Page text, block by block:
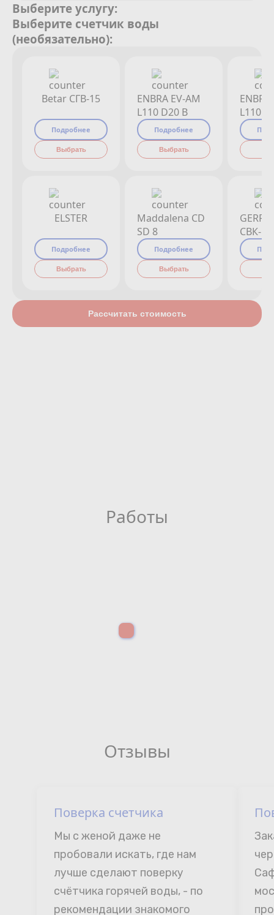
Выберите услугу:
Выберите счетчик воды
(необязательно):
Betar СГВ-15
Подробнее
Выбрать
ELSTER
Подробнее
Выбрать
ENBRA EV-AM
L110 D20 B
Подробнее
Выбрать
Maddalena CD
SD 8
Подробнее
Выбрать
L110
СВК-
Рассчитать стоимость
Работы
Отзывы
Поверка счетчика
Мы с женой даже не
пробовали искать, где нам
лучше сделают поверку
счётчика горячей воды, - по
рекомендации знакомого